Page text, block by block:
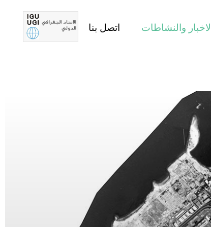
الاخبار والنشاطات اتصل بنا